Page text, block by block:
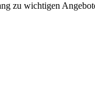
zu wichtigen